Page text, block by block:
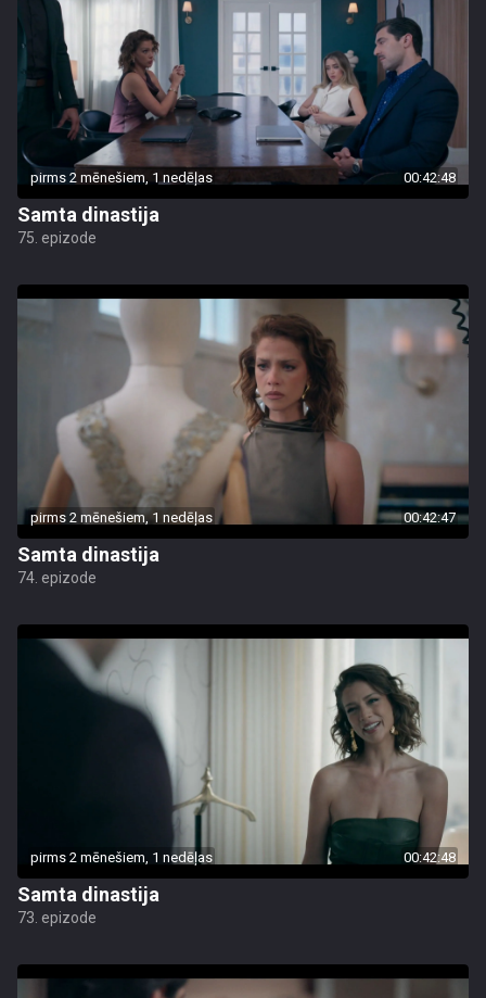
pirms 2 mēnešiem, 1 nedēļas 00:42:48
Samta dinastija
75. epizode
pirms 2 mēnešiem, 1 nedēļas 00:42:47
Samta dinastija
74. epizode
pirms 2 mēnešiem, 1 nedēļas 00:42:48
Samta dinastija
73. epizode